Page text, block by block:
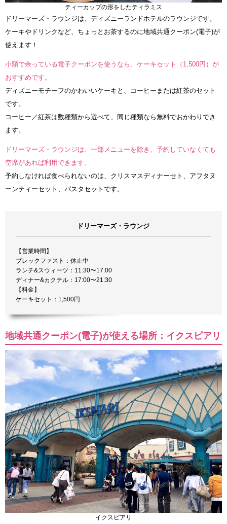
ティーカップの形をしたティラミス
ドリーマーズ・ラウンジは、ディズニーランドホテルのラウンジです。
ケーキやドリンクなど、ちょっとお茶するのに地域共通クーポン(電子)が
使えます！
小額で余っている電子クーポンを使うなら、ケーキセット（1,500円）が
おすすめです。
ディズニーモチーフのかわいいケーキと、コーヒーまたは紅茶のセット
です。
コーヒー／紅茶は数種類から選べて、同じ種類なら無料でおかわりでき
ます。
ドリーマーズ・ラウンジは、一部メニューを除き、予約していなくても
空席があれば利用できます。
予約しなければ食べられないのは、クリスマスディナーセト、アフタヌ
ーンティーセット、パスタセットです。
ドリーマーズ・ラウンジ
【営業時間】
ブレックファスト：休止中
ランチ&スウィーツ：11:30〜17:00
ディナー&カクテル：17:00〜21:30
【料金】
ケーキセット：1,500円
地域共通クーポン(電子)が使える場所：イクスピアリ
イクスピアリ